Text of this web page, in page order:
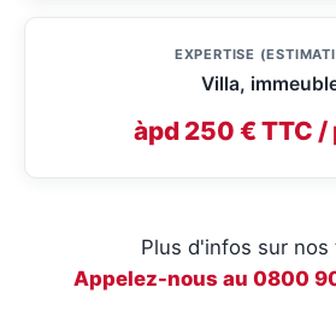
EXPERTISE
Villa,
àpd 250 € TTC
Plus d'infos sur nos
Appelez-nous au 0800